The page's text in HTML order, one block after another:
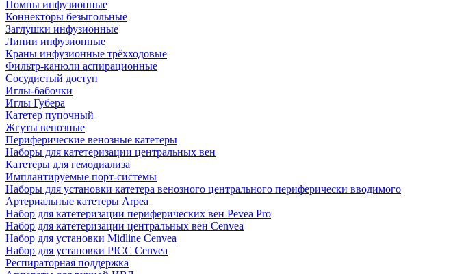
Помпы инфузионные
Коннекторы безыгольные
Заглушки инфузионные
Линии инфузионные
Краны инфузионные трёхходовые
Фильтр-канюли аспирационные
Сосудистый доступ
Иглы-бабочки
Иглы Губера
Катетер пупочный
Жгуты венозные
Периферические венозные катетеры
Наборы для катетеризации центральных вен
Катетеры для гемодиализа
Имплантируемые порт‑системы
Наборы для установки катетера венозного центрального периферически вводимого
Артериальные катетеры Arpea
Набор для катетеризации периферических вен Pevea Pro
Набор для катетеризации центральных вен Cenvea
Набор для установки Midline Cenvea
Набор для установки PICC Cenvea
Респираторная поддержка